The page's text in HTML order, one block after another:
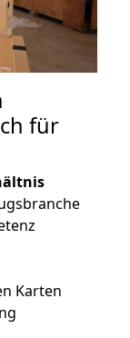
für
Karten